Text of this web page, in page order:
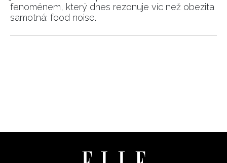
fenoménem, který dnes rezonuje víc než obezita
samotná: food noise.